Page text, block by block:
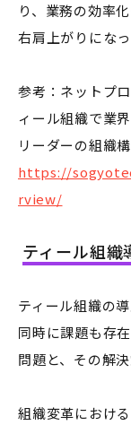
り、業務の効率
右肩上がりにな
参考：ネットプ
ィール組織で業
リーダーの組織
https://
rview/
ティール組織
ティール組織の
同時に課題も存
問題と、その解
組織変革におけ